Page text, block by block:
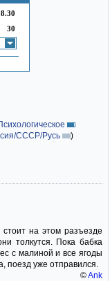
8.30
30
СССР/Русь
)
на этом разъезде
толкутся. Пока бабка
с малиной и все ягоды
поезд уже отправился.
©Ank